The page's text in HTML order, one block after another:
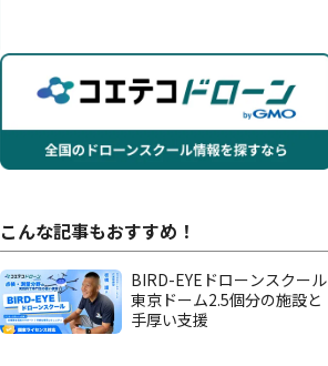
こんな記事もおすすめ！
BIRD-EYEドローンスクール
東京ドーム2.5個分の施設と
手厚い支援